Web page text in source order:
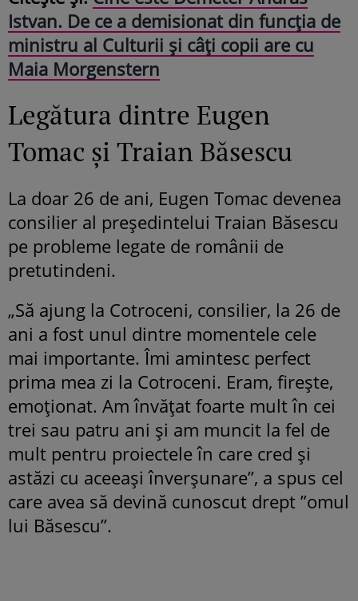
Istvan. De ce a demisionat din funcția de
ministru al Culturii și câți copii are cu
Maia Morgenstern
Legătura dintre Eugen
Tomac și Traian Băsescu
La doar 26 de ani, Eugen Tomac devenea
consilier al președintelui Traian Băsescu
pe probleme legate de românii de
pretutindeni.
„Să ajung la Cotroceni, consilier, la 26 de
ani a fost unul dintre momentele cele
mai importante. Îmi amintesc perfect
prima mea zi la Cotroceni. Eram, firește,
emoționat. Am învățat foarte mult în cei
trei sau patru ani și am muncit la fel de
mult pentru proiectele în care cred și
astăzi cu aceeași înverșunare”, a spus cel
care avea să devină cunoscut drept ”omul
lui Băsescu”.